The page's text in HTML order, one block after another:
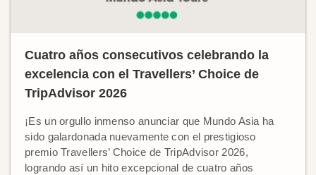
Cuatro años consecutivos celebrando la
excelencia con el Travellers’ Choice de
TripAdvisor 2026
¡Es un orgullo inmenso anunciar que Mundo Asia ha
sido galardonada nuevamente con el prestigioso
premio Travellers’ Choice de TripAdvisor 2026,
logrando así un hito excepcional de cuatro años